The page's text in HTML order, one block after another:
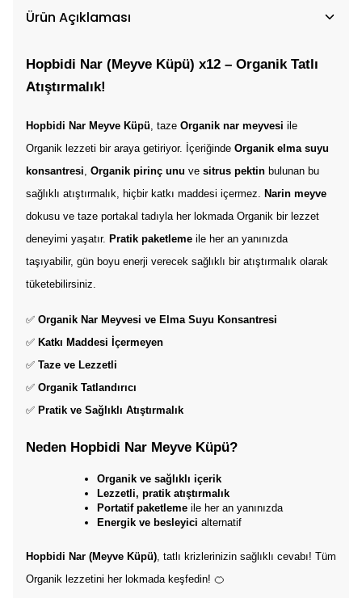
Ürün Açıklaması
Hopbidi Nar (Meyve Küpü) x12 – Organik Tatlı
Atıştırmalık!
Hopbidi Nar Meyve Küpü, taze Organik nar meyvesi ile
Organik lezzeti bir araya getiriyor. İçeriğinde Organik elma suyu
konsantresi, Organik pirinç unu ve sitrus pektin bulunan bu
sağlıklı atıştırmalık, hiçbir katkı maddesi içermez. Narin meyve
dokusu ve taze portakal tadıyla her lokmada Organik bir lezzet
deneyimi yaşatır. Pratik paketleme ile her an yanınızda
taşıyabilir, gün boyu enerji verecek sağlıklı bir atıştırmalık olarak
tüketebilirsiniz.
✅ Organik Nar Meyvesi ve Elma Suyu Konsantresi
✅ Katkı Maddesi İçermeyen
✅ Taze ve Lezzetli
✅ Organik Tatlandırıcı
✅ Pratik ve Sağlıklı Atıştırmalık
Neden Hopbidi Nar Meyve Küpü?
Organik ve sağlıklı içerik
Lezzetli, pratik atıştırmalık
Portatif paketleme ile her an yanınızda
Energik ve besleyici alternatif
Hopbidi Nar (Meyve Küpü), tatlı krizlerinizin sağlıklı cevabı! Tüm
Organik lezzetini her lokmada keşfedin! 🍊